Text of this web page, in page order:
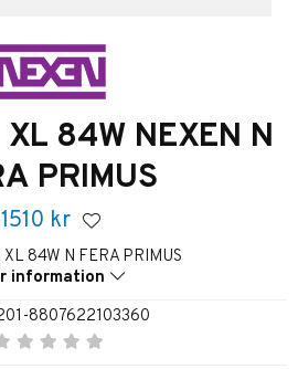
84W NEXEN N
PRIMUS
1510 kr
84W N FERA PRIMUS
information
8807622103360